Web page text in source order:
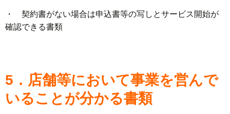
・ 契約書がない場合は申込書等の写しとサービス開始が
確認できる書類
5．店舗等において事業を営んで
いることが分かる書類